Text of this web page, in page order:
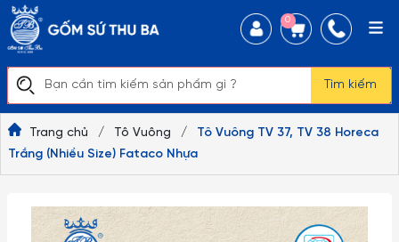
Tìm kiếm
0
Trang chủ / Tô Vuông /
Tô Vuông TV 37, TV 38 Horeca
Trắng (Nhiều Size) Fataco Nhựa